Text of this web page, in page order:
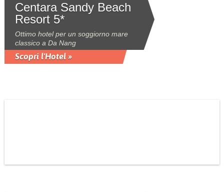
Centara Sandy Beach
Resort 5*
Ottimo hotel per un soggiorno mare
classico a Da Nang
Scopri l'Hotel »